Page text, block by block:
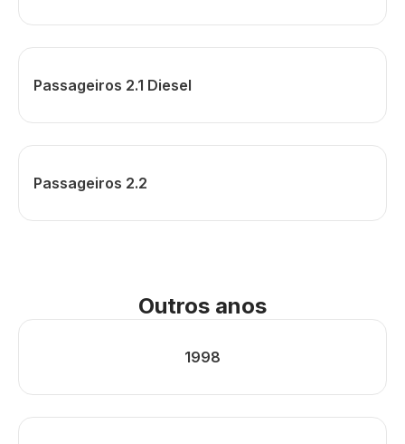
Passageiros 2.1 Diesel
Passageiros 2.2
Outros anos
1998